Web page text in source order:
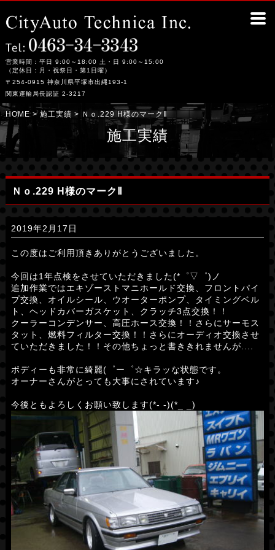
営業時間：平日 9:00～18:00 土・日 9:00～15:00
（定休日：月・祝祭日・第1日曜）
〒254-0915 神奈川県平塚市出縄193-1
関東運輸局長認証 2-3217
HOME> 施工実績 > Ｎｏ.229 H様のマークⅡ
施工実績
Ｎｏ.229 H様のマークⅡ
2019年2月17日
この度はご利用頂きありがとうございました。
今回は1年点検をさせていただきました(*゜▽゜)ノ
追加作業ではエキゾーストマニホールド交換、フロントパイ
プ交換、オイルシール、ウオーターポンプ、タイミングベル
ト、ヘッドカバーガスケット、クラッチ3点交換！！
クーラーコンデンサー、高圧ホース交換！！さらにサーモス
タット、燃料フィルター交換！！さらにオーディオ交換させ
ていただきました！！その他ちょっと書ききれませんが....
ボディーも非常に綺麗(゜ー゜☆キラッな状態です。
オーナーさんがとっても大事にされています♪
今後ともよろしくお願い致します(*- -)(*_ _)